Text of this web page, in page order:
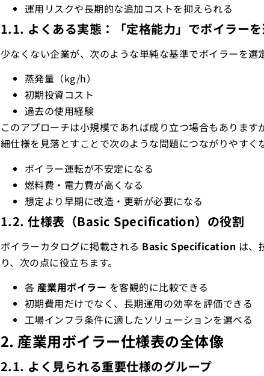
運用リスクや長期的な追加コストを抑えられる
1.1. よくある実態：「定格能力」でボイラーを
少なくない企業が、次のような単純な基準でボイラーを選
蒸発量（kg/h）
初期投資コスト
過去の使用経験
このアプローチは小規模であれば成り立つ場合もありま
細仕様を見落とすことで次のような問題につながりやすく
ボイラー運転が不安定になる
燃料費・電力費が高くなる
想定より早期に改造・更新が必要になる
1.2. 仕様表（Basic Specification）の役割
ボイラーカタログに掲載される Basic Specification は、
り、次の点に役立ちます。
各 産業用ボイラー を客観的に比較できる
初期費用だけでなく、長期運用の効率を評価できる
工場インフラ条件に適したソリューションを選べる
2. 産業用ボイラー仕様表の全体像
2.1. よく見られる重要仕様のグループ